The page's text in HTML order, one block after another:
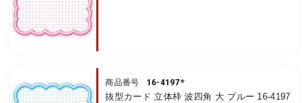
商品番号 16-4197*
抜型カード 立体枠 波四角 大 ブルー 16-4197